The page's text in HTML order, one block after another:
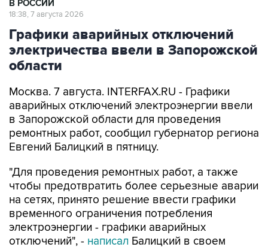
Графики аварийных отключений
электричества ввели в Запорожской
области
Москва. 7 августа. INTERFAX.RU - Графики
в Запорожской области для проведения
ремонтных работ, сообщил губернатор региона
Евгений Балицкий в пятницу.
"Для проведения ремонтных работ, а также
на сетях, принято решение ввести графики
временного ограничения потребления
электроэнергии - графики аварийных
отключений", -написалБалицкий в своем
канале в Max.